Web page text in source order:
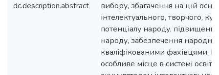
dc.description.abstract
вибору, збагачення на цій
інтелектуального, творчого,
потенціалу народу, підвищення
народу, забезпечення
кваліфікованими фахівцями.
особливе місце в системі